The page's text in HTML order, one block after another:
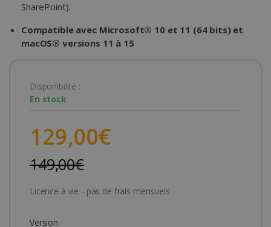
SharePoint).
Compatible avec Microsoft® 10 et 11 (64 bits) et
macOS® versions 11 à 15
Disponibilité :
En stock
129,00€
149,00€
Licence à vie - pas de frais mensuels
Version